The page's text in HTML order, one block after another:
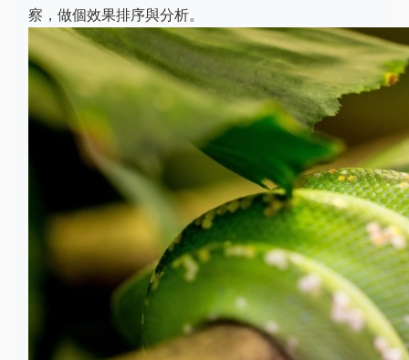
察，做個效果排序與分析。